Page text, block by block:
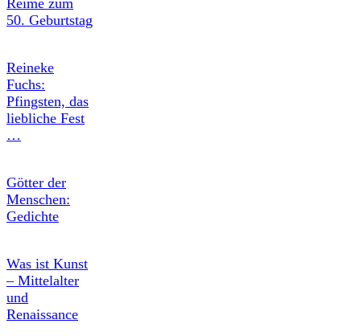
Reime zum
50. Geburtstag
Reineke
Fuchs:
Pfingsten, das
liebliche Fest
…
Götter der
Menschen:
Gedichte
Was ist Kunst
– Mittelalter
und
Renaissance